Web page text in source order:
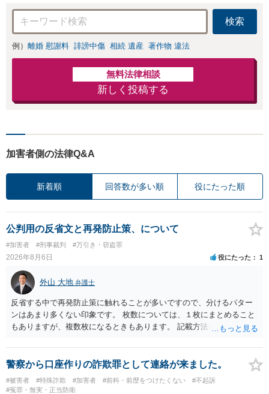
検索
例） 離婚 慰謝料 誹謗中傷 相続 遺産 著作物 違法
無料法律相談
新しく投稿する
加害者側の法律Q&A
新着順 回答数が多い順 役にたった順
公判用の反省文と再発防止策、について
#加害者 #刑事裁判 #万引き・窃盗罪
2026年8月6日 役にたった 1
外山 大地 弁護士
反省する中で再発防止策に触れることが多いですので、分けるパター
ンはあまり多くない印象です。 枚数については、１枚にまとめること
もありますが、複数枚になるときもあります。 記載方法については、
います。 したがいまして、いずれも良いかと考えます。
警察から口座作りの詐欺罪として連絡が来ました。
#被害者 #特殊詐欺 #加害者 #前科・前歴をつけたくない
#不起訴
#冤罪・無実・正当防衛